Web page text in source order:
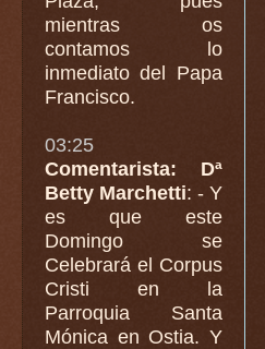
mientras os
contamos lo
inmediato del Papa
Francisco.
03:25
Comentarista: Dª
Betty Marchetti: - Y
es que este
Domingo se
Celebrará el Corpus
Cristi en la
Parroquia Santa
Mónica en Ostia. Y